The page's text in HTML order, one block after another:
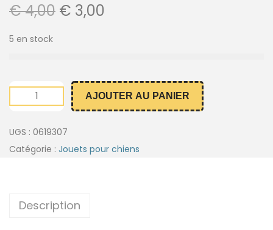
€4,00 € 3,00
5 en stock
AJOUTER AU PANIER
UGS : 0619307
Catégorie : Jouets pour chiens
Description